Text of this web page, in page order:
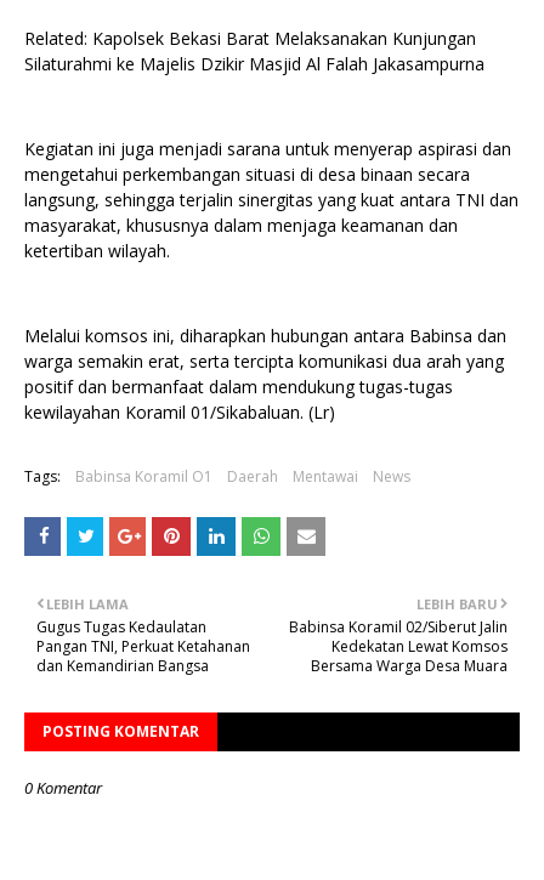
Related: Kapolsek Bekasi Barat Melaksanakan Kunjungan
Silaturahmi ke Majelis Dzikir Masjid Al Falah Jakasampurna
Kegiatan ini juga menjadi sarana untuk menyerap aspirasi dan
mengetahui perkembangan situasi di desa binaan secara
langsung, sehingga terjalin sinergitas yang kuat antara TNI dan
masyarakat, khususnya dalam menjaga keamanan dan
ketertiban wilayah.
Melalui komsos ini, diharapkan hubungan antara Babinsa dan
warga semakin erat, serta tercipta komunikasi dua arah yang
positif dan bermanfaat dalam mendukung tugas-tugas
kewilayahan Koramil 01/Sikabaluan. (Lr)
Tags: Babinsa Koramil O1 Daerah Mentawai News
LEBIH BARU
Babinsa Koramil 02/Siberut Jalin
Kedekatan Lewat Komsos
Bersama Warga Desa Muara
LEBIH LAMA
Gugus Tugas Kedaulatan
Pangan TNI, Perkuat Ketahanan
dan Kemandirian Bangsa
POSTING KOMENTAR
0 Komentar